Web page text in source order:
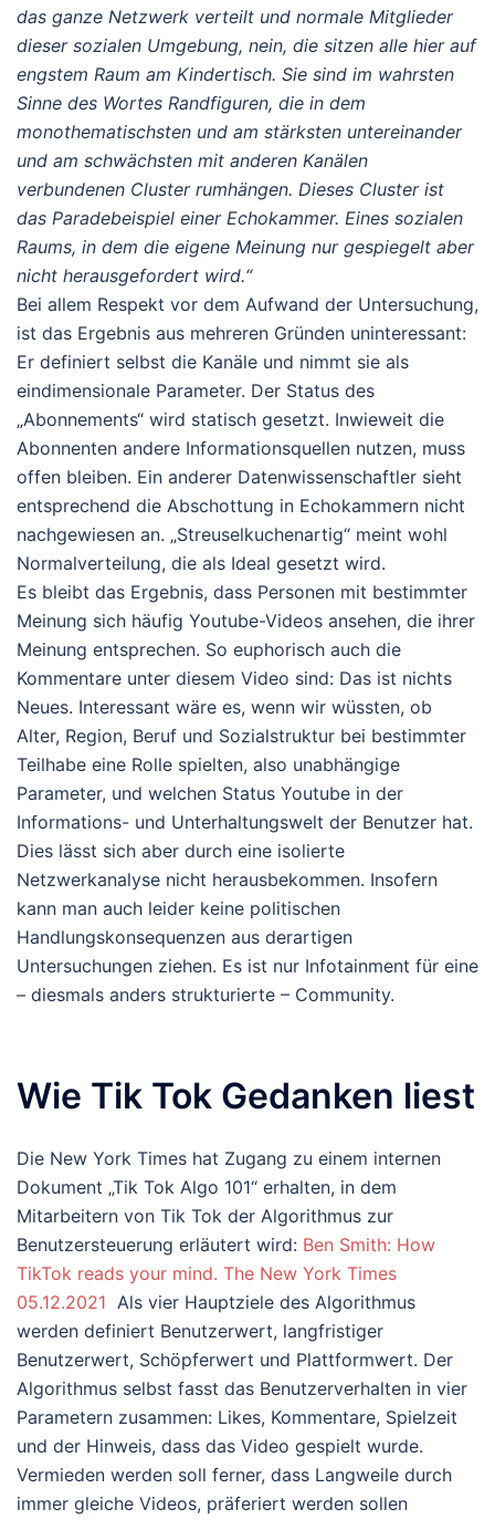
das ganze Netzwerk verteilt und normale Mitglieder
dieser sozialen Umgebung, nein, die sitzen alle hier auf
engstem Raum am Kindertisch. Sie sind im wahrsten
Sinne des Wortes Randfiguren, die in dem
monothematischsten und am stärksten untereinander
und am schwächsten mit anderen Kanälen
verbundenen Cluster rumhängen. Dieses Cluster ist
das Paradebeispiel einer Echokammer. Eines sozialen
Raums, in dem die eigene Meinung nur gespiegelt aber
nicht herausgefordert wird.“
Bei allem Respekt vor dem Aufwand der Untersuchung,
ist das Ergebnis aus mehreren Gründen uninteressant:
Er definiert selbst die Kanäle und nimmt sie als
eindimensionale Parameter. Der Status des
„Abonnements“ wird statisch gesetzt. Inwieweit die
Abonnenten andere Informationsquellen nutzen, muss
offen bleiben. Ein anderer Datenwissenschaftler sieht
entsprechend die Abschottung in Echokammern nicht
nachgewiesen an. „Streuselkuchenartig“ meint wohl
Normalverteilung, die als Ideal gesetzt wird.
Es bleibt das Ergebnis, dass Personen mit bestimmter
Meinung sich häufig Youtube-Videos ansehen, die ihrer
Meinung entsprechen. So euphorisch auch die
Kommentare unter diesem Video sind: Das ist nichts
Neues. Interessant wäre es, wenn wir wüssten, ob
Alter, Region, Beruf und Sozialstruktur bei bestimmter
Teilhabe eine Rolle spielten, also unabhängige
Parameter, und welchen Status Youtube in der
Informations- und Unterhaltungswelt der Benutzer hat.
Dies lässt sich aber durch eine isolierte
Netzwerkanalyse nicht herausbekommen. Insofern
kann man auch leider keine politischen
Handlungskonsequenzen aus derartigen
Untersuchungen ziehen. Es ist nur Infotainment für eine
– diesmals anders strukturierte – Community.
Wie Tik Tok Gedanken liest
Die New York Times hat Zugang zu einem internen
Dokument „Tik Tok Algo 101“ erhalten, in dem
Mitarbeitern von Tik Tok der Algorithmus zur
Benutzersteuerung erläutert wird: Ben Smith: How
TikTok reads your mind. The New York Times
05.12.2021 Als vier Hauptziele des Algorithmus
werden definiert Benutzerwert, langfristiger
Benutzerwert, Schöpferwert und Plattformwert. Der
Algorithmus selbst fasst das Benutzerverhalten in vier
Parametern zusammen: Likes, Kommentare, Spielzeit
und der Hinweis, dass das Video gespielt wurde.
Vermieden werden soll ferner, dass Langweile durch
immer gleiche Videos, präferiert werden sollen